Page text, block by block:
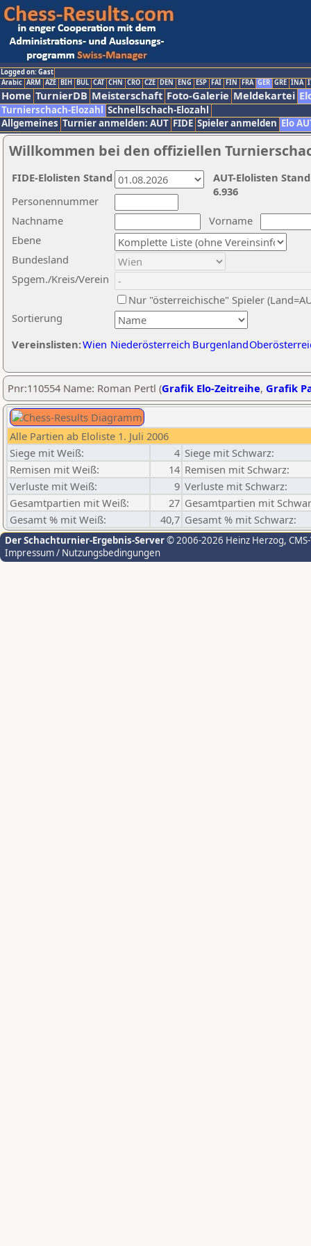
Logged on: Gast
Arabic ARM AZE BIH BUL CAT CHN CRO CZE DEN ENG ESP FAI FIN FRA GER GRE INA
Home TurnierDB Meisterschaft Foto-Galerie Meldekartei
Turnierschach-Elozahl Schnellschach-Elozahl
Allgemeines Turnier anmelden: AUT FIDE Spieler anmelden Elo
Willkommen bei den offiziellen
Nachname
Vorname
Ebene
Sortierung
Personennummer
Bundesland
Spgem./Kreis/Verein
Nur "österreichische" Spieler
Vereinslisten:Wien Niederösterreich Burgenland
AUT-Elolisten
6.936
FIDE-Elolisten Stand
Pnr:110554 Name: Roman Pertl (Grafik Elo-Zeitreihe, Grafik
Alle Partien ab Eloliste 1. Juli 2006
Siege mit Weiß:
4 Siege mit Schwarz:
Remisen mit Weiß:
14 Remisen mit Schwarz:
Verluste mit Weiß:
9 Verluste mit Schwarz:
Gesamtpartien mit Weiß:
27 Gesamtpartien mit
Gesamt % mit Weiß:
40,7 Gesamt % mit Schwarz:
Der Schachturnier-Ergebnis-Server© 2006-2026 Heinz Herzog,
Impressum / Nutzungsbedingungen